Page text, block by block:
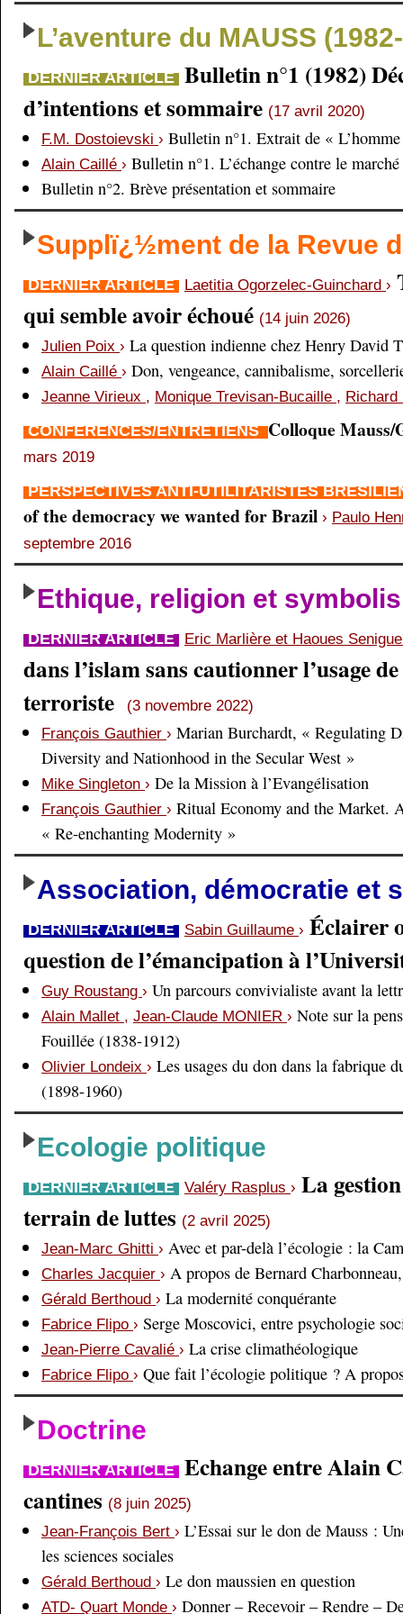
L’aventure du MAUSS
DERNIER ARTICLE Bulletin n°1 (1982)
d’intentions et sommaire (17 avril 2020)
F.M. Dostoievski › Bulletin n°1. Extrait de «
Alain Caillé › Bulletin n°1. L’échange contre le marché
Bulletin n°2. Brève présentation et sommaire
Supplï¿½ment de la Revue
DERNIER ARTICLE Laetitia Ogorzelec-Guinchard ›
qui semble avoir échoué (14 juin 2026)
Julien Poix › La question indienne chez Henry David
Alain Caillé › Don, vengeance, cannibalisme,
Jeanne Virieux , Monique Trevisan-Bucaille ,
CONFÉRENCES/ENTRETIENS Colloque
mars 2019
PERSPECTIVES ANTI-UTILITARISTES
of the democracy we wanted for Brazil › Paulo
septembre 2016
Ethique, religion et
DERNIER ARTICLE Eric Marlière et Haoues
dans l’islam sans cautionner l’usage
terroriste
(3 novembre 2022)
François Gauthier › Marian Burchardt, « Regulating
Diversity and Nationhood in the Secular West »
Mike Singleton › De la Mission à l’Evangélisation
François Gauthier › Ritual Economy and the Market.
« Re-enchanting Modernity »
Association, démocratie et
DERNIER ARTICLE Sabin Guillaume › Éclairer
question de l’émancipation à
Guy Roustang › Un parcours convivialiste avant la
Alain Mallet , Jean-Claude MONIER › Note sur la
Fouillée (1838-1912)
Olivier Londeix › Les usages du don dans la fabrique
(1898-1960)
Ecologie politique
DERNIER ARTICLE Valéry Rasplus › La
terrain de luttes (2 avril 2025)
Jean-Marc Ghitti › Avec et par-delà l’écologie : la
Charles Jacquier › A propos de Bernard
Gérald Berthoud › La modernité conquérante
Fabrice Flipo › Serge Moscovici, entre psychologie
Jean-Pierre Cavalié › La crise climathéologique
Fabrice Flipo › Que fait l’écologie politique ? A
Doctrine
DERNIER ARTICLE Echange entre Alain
cantines (8 juin 2025)
Jean-François Bert › L’Essai sur le don de Mauss :
les sciences sociales
Gérald Berthoud › Le don maussien en question
ATD- Quart Monde › Donner – Recevoir – Rendre –